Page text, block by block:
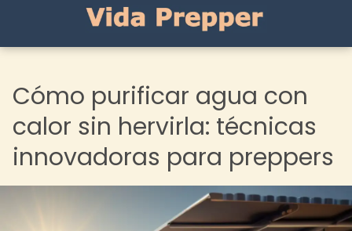
Cómo purificar agua con
calor sin hervirla: técnicas
innovadoras para preppers